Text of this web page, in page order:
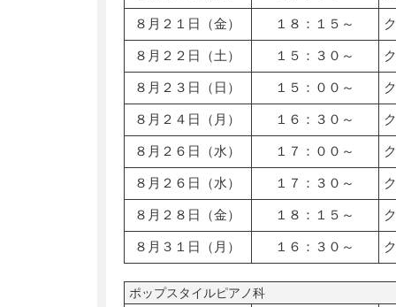
８月２１日（金） １８：１５～
８月２２日（土） １５：３０～
８月２３日（日） １５：００～
８月２４日（月） １６：３０～
８月２６日（水） １７：００～
８月２６日（水） １７：３０～
８月２８日（金） １８：１５～
８月３１日（月） １６：３０～
ポップスタイルピアノ科